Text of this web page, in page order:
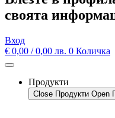
своята
Вход
€ 0,00 / 0,00 лв. 0 Количка
Продукти
Close Продукти Open